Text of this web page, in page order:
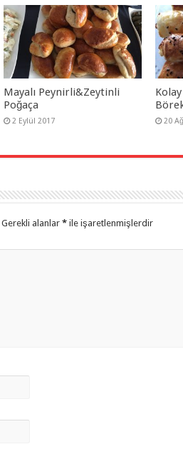
Mayalı Peynirli&Zeytinli
Poğaça
2 Eylül 2017 20
Gerekli alanlar * ile işaretlenmişlerdir